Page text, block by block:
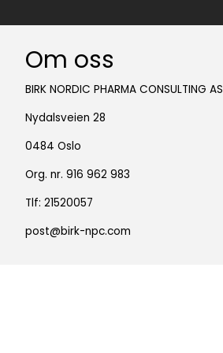
Om oss
BIRK NORDIC PHARMA CONSULTING AS
Nydalsveien 28
0484 Oslo
Org. nr. 916 962 983
Tlf: 21520057
post@birk-npc.com